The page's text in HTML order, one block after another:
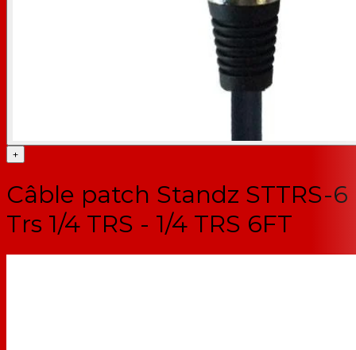
+
Câble patch Standz STTRS-6
Trs 1/4 TRS - 1/4 TRS 6FT